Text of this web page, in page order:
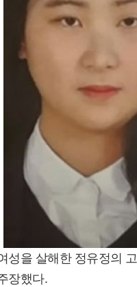
성을 살해한 정유정의
장했다.